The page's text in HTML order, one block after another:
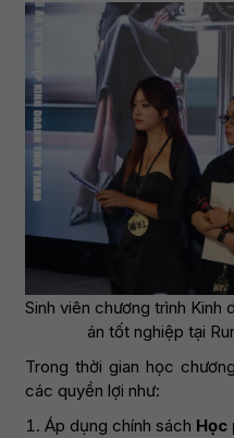
Sinh viên chương trình Kinh
án tốt nghiệp tại
Trong thời gian học
các quyền lợi như:
Áp dụng chính sách Học